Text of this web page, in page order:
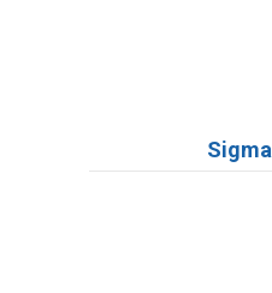
Sigma